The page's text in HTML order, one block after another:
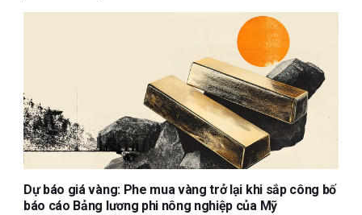
Dự báo giá vàng: Phe mua vàng trở lại khi sắp công bố
báo cáo Bảng lương phi nông nghiệp của Mỹ